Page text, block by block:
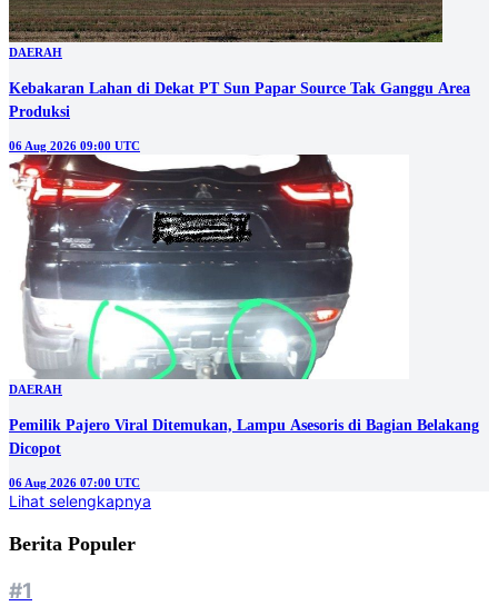
DAERAH
Kebakaran Lahan di Dekat PT Sun Papar Source Tak Ganggu Area
Produksi
06 Aug 2026 09:00 UTC
DAERAH
Pemilik Pajero Viral Ditemukan, Lampu Asesoris di Bagian Belakang
Dicopot
06 Aug 2026 07:00 UTC
Lihat selengkapnya
Berita Populer
#1